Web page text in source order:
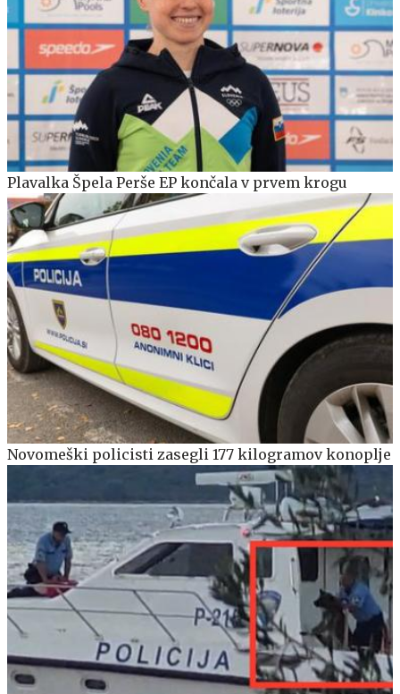
Plavalka Špela Perše EP končala v prvem krogu
Novomeški policisti zasegli 177 kilogramov konoplje